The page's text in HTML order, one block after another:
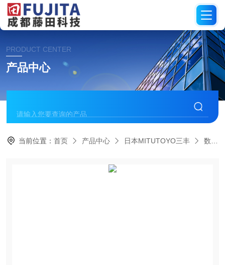
PRODUCT CENTER
产品中心
当前位置：首页 产品中心 日本MITUTOYO三丰 数显千分尺